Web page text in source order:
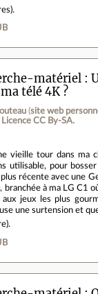
).
matériel
télé 4K ?
(site web
Licence CC By‑SA.
vieille tour dans ma
utilisable, pour
récente avec une
branchée à ma LG C1
jeux les plus
une surtension et
).